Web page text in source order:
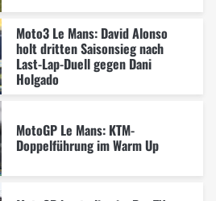
Moto3 Le Mans: David Alonso
holt dritten Saisonsieg nach
Last-Lap-Duell gegen Dani
Holgado
MotoGP Le Mans: KTM-
Doppelführung im Warm Up